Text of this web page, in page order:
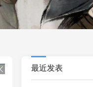
最近发表